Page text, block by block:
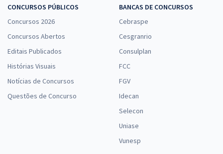
CONCURSOS PÚBLICOS
Concursos 2026
Concursos Abertos
Editais Publicados
Histórias Visuais
Notícias de Concursos
Questões de Concurso
BANCAS DE CONCURSOS
Cebraspe
Cesgranrio
Consulplan
FCC
FGV
Idecan
Selecon
Uniase
Vunesp